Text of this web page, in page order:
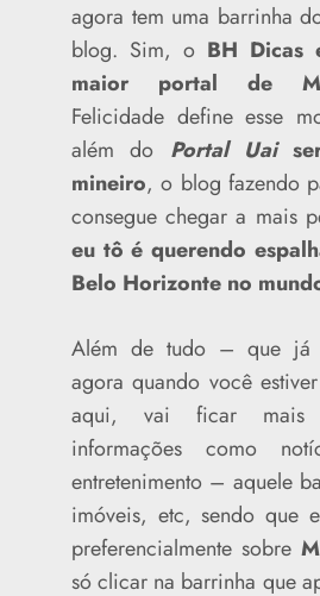
agora tem uma barrinha
blog. Sim, o BH Dicas
maior portal de
Felicidade define esse
além do Portal Uai
mineiro, o blog fazendo
consegue chegar a mais
eu tô é querendo
Belo Horizonte no
Além de tudo – que já
agora quando você
aqui, vai ficar mais
informações como
entretenimento – aquele
imóveis, etc, sendo que
preferencialmente sobre
só clicar na barrinha que